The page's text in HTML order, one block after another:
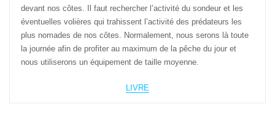
devant nos côtes. Il faut rechercher l’activité du sondeur et les
éventuelles volières qui trahissent l’activité des prédateurs les
plus nomades de nos côtes. Normalement, nous serons là toute
la journée afin de profiter au maximum de la pêche du jour et
nous utiliserons un équipement de taille moyenne.
LIVRE